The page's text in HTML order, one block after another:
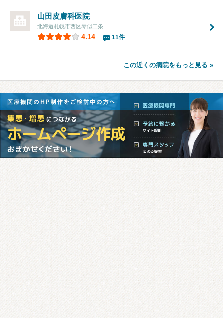
山田皮膚科医院
北海道札幌市西区琴似二条
4.14 11件
この近くの病院をもっと見る »